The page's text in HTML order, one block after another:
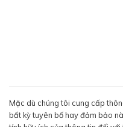
Mặc dù chúng tôi cung cấp
bất kỳ tuyên bố hay đảm bảo